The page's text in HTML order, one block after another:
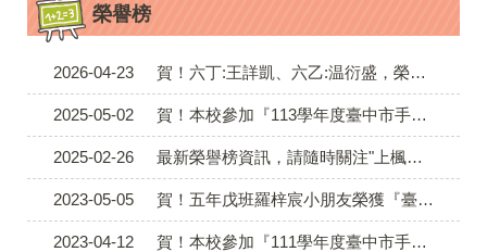
榮譽榜
2026-04-23 賀！六丁:王詳凱、六乙:温衍盛，榮獲 臺中115年資訊應用競賽 - SCRATCH應用競賽國小甲組遊戲設計組 (佳作)
2025-05-02 賀！本校參加『113學年度臺中市手擲機飛行競賽』榮獲第一、二、三、五名
2025-02-26 最新榮譽榜資訊，請隨時關注"上楓ＦＢ粉絲團＂
2023-05-05 賀！五年戊班羅梓宸小朋友榮獲『臺中市 112年度中小學資訊網路應用競賽』決賽，『電腦繪圖國小高年級甲組靜態類-特優』
2023-04-12 賀！本校參加『111學年度臺中市手擲機飛行競賽』榮獲第一、四、六名